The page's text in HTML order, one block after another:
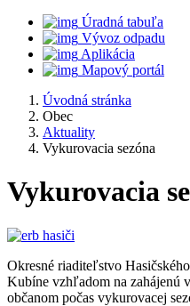
Úradná tabuľa
Vývoz odpadu
Aplikácia
Mapový portál
Úvodná stránka
Obec
Aktuality
Vykurovacia sezóna
Vykurovacia
Okresné riaditeľstvo
Kubíne vzhľadom na zahájenú
občanom počas vykurovacej